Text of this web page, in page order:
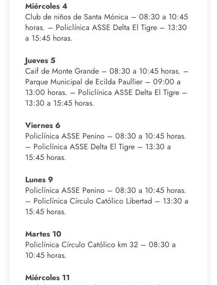
Miércoles 4
Club de niños de Santa Mónica – 08:30 a 10:45
horas. – Policlínica ASSE Delta El Tigre – 13:30
a 15:45 horas.
Jueves 5
Caif de Monte Grande – 08:30 a 10:45 horas. –
Parque Municipal de Ecilda Paullier – 09:00 a
13:00 horas. – Policlínica ASSE Delta El Tigre –
13:30 a 15:45 horas.
Viernes 6
Policlínica ASSE Penino – 08:30 a 10:45 horas.
– Policlínica ASSE Delta El Tigre – 13:30 a
15:45 horas.
Lunes 9
Policlínica ASSE Penino – 08:30 a 10:45 horas.
– Policlínica Círculo Católico Libertad – 13:30 a
15:45 horas.
Martes 10
Policlínica Círculo Católico km 32 – 08:30 a
10:45 horas.
Miércoles 11